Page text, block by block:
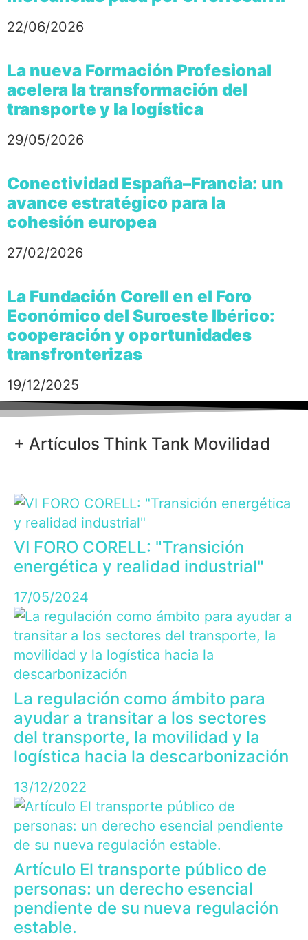
22/06/2026
La nueva Formación Profesional
acelera la transformación del
transporte y la logística
29/05/2026
Conectividad España–Francia: un
avance estratégico para la
cohesión europea
27/02/2026
La Fundación Corell en el Foro
Económico del Suroeste Ibérico:
cooperación y oportunidades
transfronterizas
19/12/2025
+ Artículos Think Tank Movilidad
VI FORO CORELL: "Transición
energética y realidad industrial"
17/05/2024
La regulación como ámbito para
ayudar a transitar a los sectores
del transporte, la movilidad y la
logística hacia la descarbonización
13/12/2022
Artículo El transporte público de
personas: un derecho esencial
pendiente de su nueva regulación
estable.